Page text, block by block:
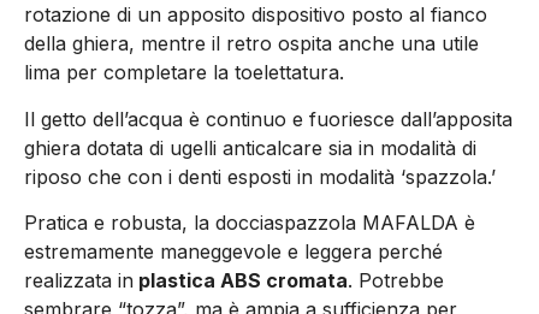
rotazione di un apposito dispositivo posto al fianco
della ghiera, mentre il retro ospita anche una utile
lima per completare la toelettatura.
Il getto dell’acqua è continuo e fuoriesce dall’apposita
ghiera dotata di ugelli anticalcare sia in modalità di
riposo che con i denti esposti in modalità ‘spazzola.’
Pratica e robusta, la docciaspazzola MAFALDA è
estremamente maneggevole e leggera perché
realizzata in plastica ABS cromata. Potrebbe